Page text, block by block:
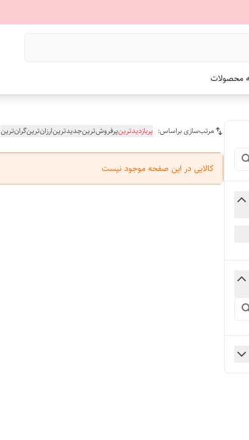
محصولات
مرتب‌سازی براساس: پربازدیدترینپرفروش‌ترینجدیدترینارزان‌ترینگران‌ترین
کالایی در این صفحه موجود نیست